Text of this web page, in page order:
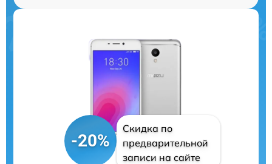
-20%
Скидка по
предварительной
записи на сайте